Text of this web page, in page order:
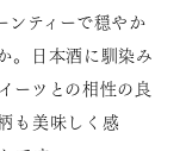
ンティーで穏やか
。日本酒に馴染み
ーツとの相性の良
も美味しく感